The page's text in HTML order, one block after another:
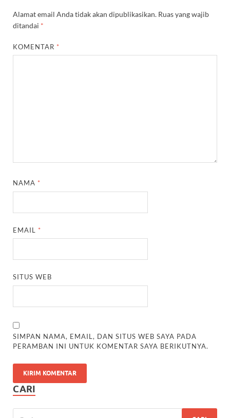
Alamat email Anda tidak akan dipublikasikan. Ruas yang wajib
ditandai *
KOMENTAR *
NAMA *
EMAIL *
SITUS WEB
SIMPAN NAMA, EMAIL, DAN SITUS WEB SAYA PADA
PERAMBAN INI UNTUK KOMENTAR SAYA BERIKUTNYA.
CARI